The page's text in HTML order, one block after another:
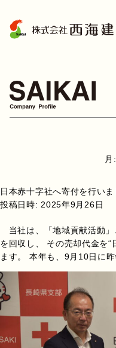
月:
日本赤十字社へ寄付を行いま
投稿日時: 2025年9月26日
当社は、「地域貢献活動」
を回収し、 その売却代金を
ます。 本年も、9月10日に